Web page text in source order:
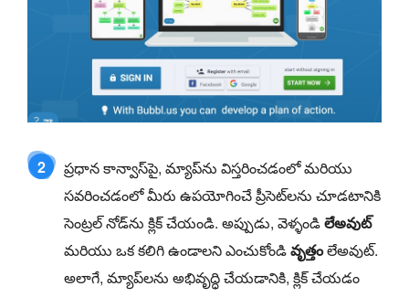
2
ప్రధాన కాన్వాస్‌పై, మ్యాప్‌ను విస్తరించడంలో మరియు
సవరించడంలో మీరు ఉపయోగించే ప్రీసెట్‌లను చూడటానికి
సెంట్రల్ నోడ్‌ను క్లిక్ చేయండి. అప్పుడు, వెళ్ళండిలేఅవుట్
మరియు ఒక కలిగి ఉండాలని ఎంచుకోండివృత్తంలేఅవుట్.
అలాగే, మ్యాప్‌లను అభివృద్ధి చేయడానికి, క్లిక్ చేయడం